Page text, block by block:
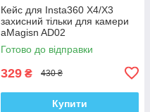
Кейс для Insta360 X4/X3
захисний тільки для камери
aMagisn AD02
Готово до відправки
329 ₴ 430 ₴
Купити